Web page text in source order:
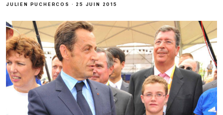
JULIEN PUCHERCOS · 25 JUIN 2015